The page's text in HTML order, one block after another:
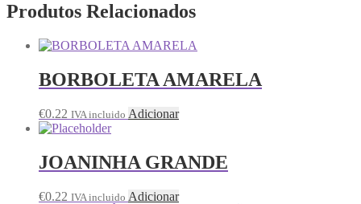
Produtos Relacionados
BORBOLETA AMARELA
€0.22 IVA incluido Adicionar
JOANINHA GRANDE
€0.22 IVA incluido Adicionar